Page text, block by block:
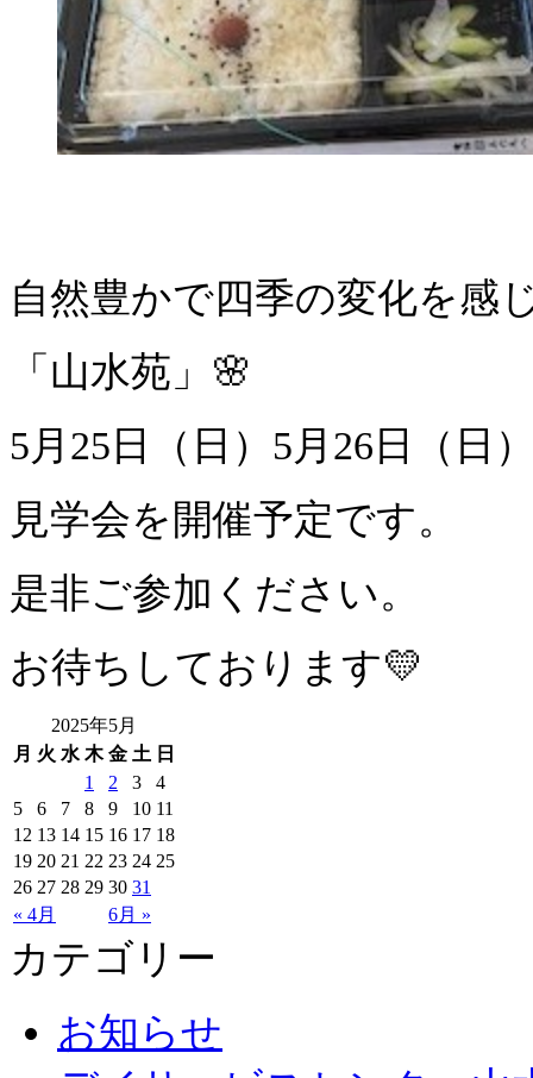
自然豊かで四季の変化を感
「山水苑」🌸
5月25日（日）5月26日（日
見学会を開催予定です。
是非ご参加ください。
お待ちしております💛
2025年5月
月 火 水 木 金 土 日
« 4月 6月 »
1 2 3
4
5
6 7 8 9 10 11
12 13 14 15 16 17 18
19 20 21 22 23 24 25
26 27 28 29 30 31
カテゴリー
お知らせ